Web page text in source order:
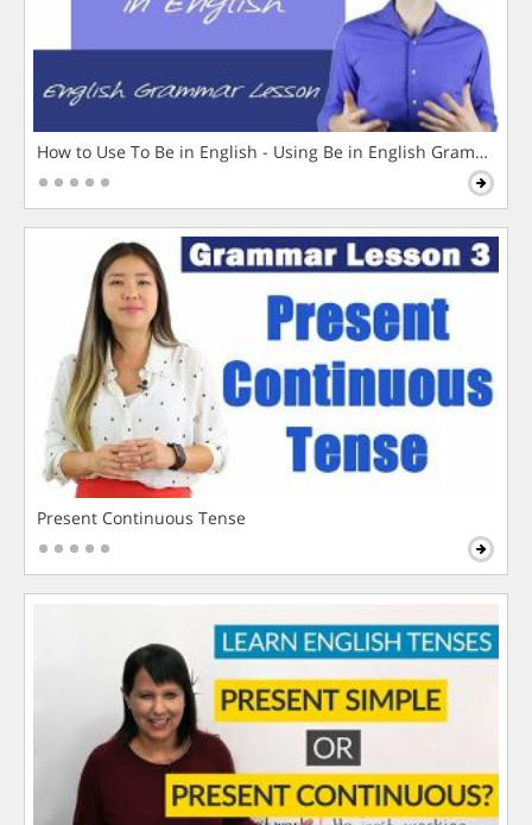
How to Use To Be in English - Using Be in English Grammar
Present Continuous Tense